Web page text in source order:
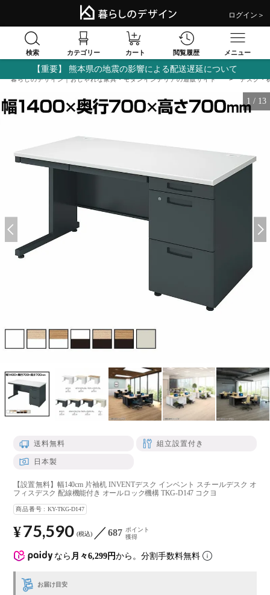
ログイン＞
検索 カテゴリー カート 閲覧履歴 メニュー
【重要】 熊本県の地震の影響による配送遅延について
暮らしのデザイン｜おしゃれな家具・モダンインテリアの通販サイト デスク・
1 / 13
送料無料 組立設置付き
日本製
【設置無料】幅140cm 片袖机 INVENTデスク インベント スチールデスク オ
フィスデスク 配線機能付き オールロック機構 TKG-D147 コクヨ
商品番号 KY-TKG-D147
なら 月々6,299円から。分割手数料無料
¥75,590 税込 687 ポイント
獲得
お届け目安